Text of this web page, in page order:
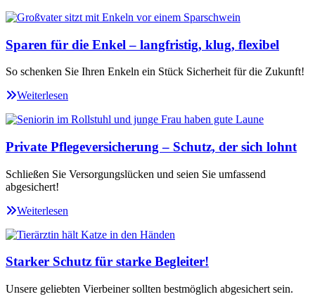
Sparen für die Enkel – langfristig, klug, flexibel
So schenken Sie Ihren Enkeln ein Stück Sicherheit für die Zukunft!
Weiterlesen
Private Pflegeversicherung – Schutz, der sich lohnt
Schließen Sie Versorgungslücken und seien Sie umfassend
abgesichert!
Weiterlesen
Starker Schutz für starke Begleiter!
Unsere geliebten Vierbeiner sollten bestmöglich abgesichert sein.